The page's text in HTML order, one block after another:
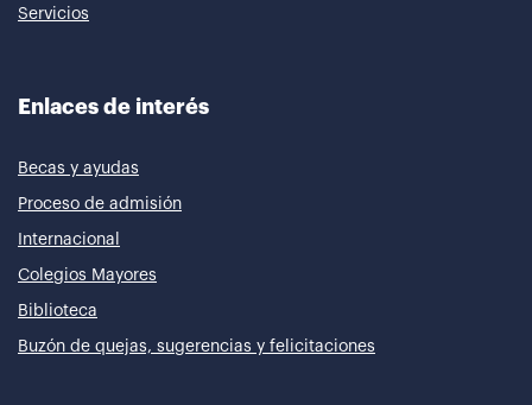
Servicios
Enlaces de interés
Becas y ayudas
Proceso de admisión
Internacional
Colegios Mayores
Biblioteca
Buzón de quejas, sugerencias y felicitaciones